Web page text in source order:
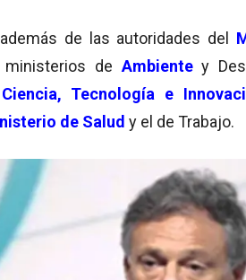
de las autoridades del
de Ambientey
Ciencia, Tecnología e
de Salud y el de Trabajo.